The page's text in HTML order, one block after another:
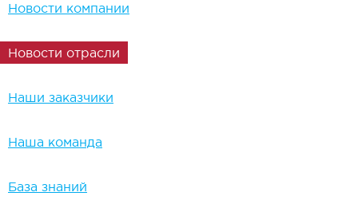
Новости компании
Новости отрасли
Наши заказчики
Наша команда
База знаний